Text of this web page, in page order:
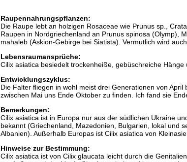
Raupennahrungspflanzen:
Die Raupe lebt an holzigen Rosaceae wie Prunus sp.,
Raupen in Nordgriechenland an Prunus spinosa (Olymp),
mahaleb (Askion-Gebirge bei Siatista). Vermutlich wird
Lebensraumansprüche:
Cilix asiatica besiedelt trockenheiße, gebüschreiche Hänge
Entwicklungszyklus:
Die Falter fliegen in wohl meist drei Generationen von April
zwischen Mai uns Ende Oktober zu finden. Ich fand sie
Bemerkungen:
Cilix asiatica ist in Europa nur aus der südlichen Ukraine
bekannt (Griechenland, Mazedonien, Bulgarien, lokal und
Albanien). Außerhalb Europas ist Cilix asiatica von
Hinweise zur Bestimmung:
Cilix asiatica ist von Cilix glaucata leicht durch die